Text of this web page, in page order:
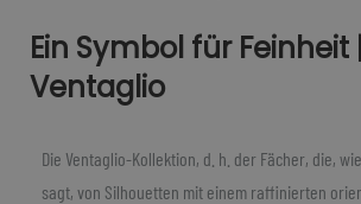
Ein Symbol für Feinheit |
Ventaglio
Die Ventaglio-Kollektion, d. h. der Fächer, die,
sagt, von Silhouetten mit einem raffinierten